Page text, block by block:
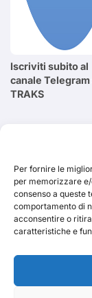
Per fornire le
per memorizzare
consenso a queste
comportamento di
acconsentire o
caratteristiche e
Iscriviti subito al
canale Telegram
TRAKS